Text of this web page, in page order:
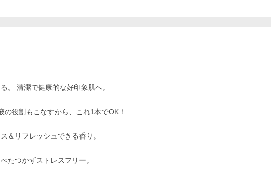
。 清潔で健康的な好印象肌へ。
役割もこなすから、これ1本でOK！
＆リフレッシュできる香り。
たつかずストレスフリー。